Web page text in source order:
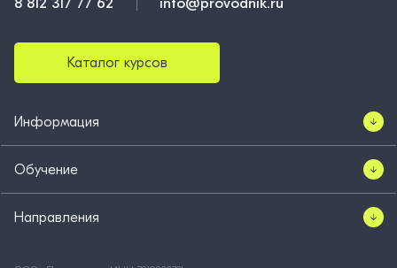
Каталог курсов
Информация
Обучение
Направления